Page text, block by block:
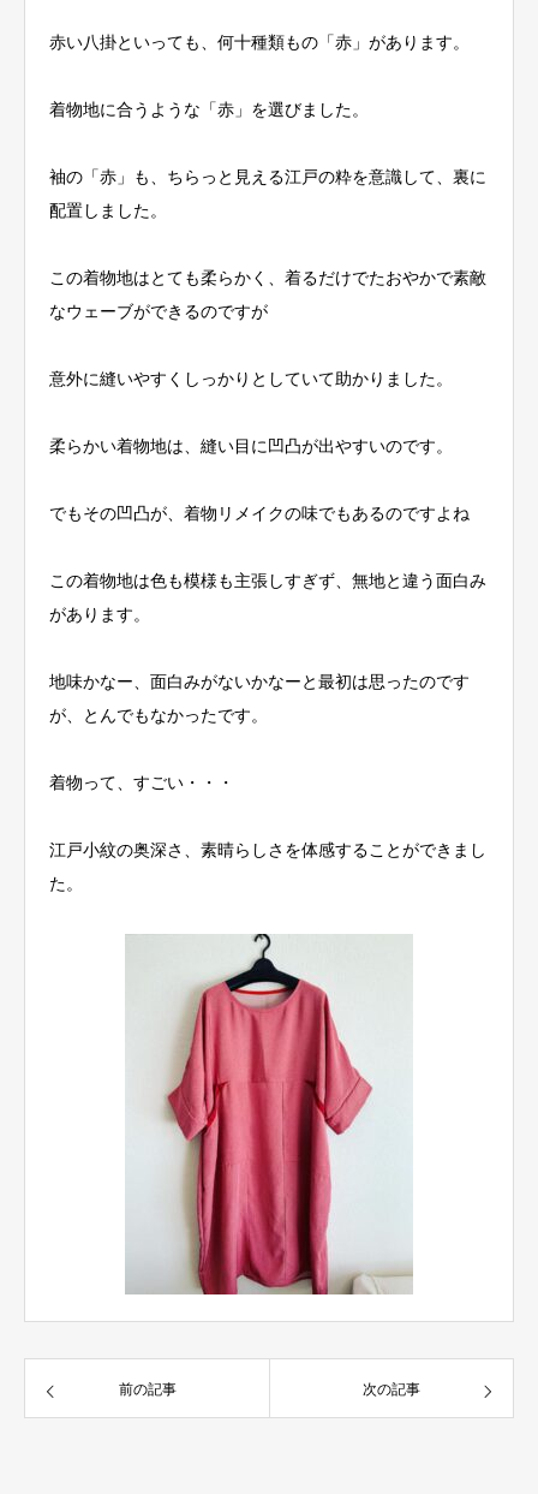
赤い八掛といっても、何十種類もの「赤」があります。
着物地に合うような「赤」を選びました。
袖の「赤」も、ちらっと見える江戸の粋を意識して、裏に
配置しました。
この着物地はとても柔らかく、着るだけでたおやかで素敵
なウェーブができるのですが
意外に縫いやすくしっかりとしていて助かりました。
柔らかい着物地は、縫い目に凹凸が出やすいのです。
でもその凹凸が、着物リメイクの味でもあるのですよね
この着物地は色も模様も主張しすぎず、無地と違う面白み
があります。
地味かなー、面白みがないかなーと最初は思ったのです
が、とんでもなかったです。
着物って、すごい・・・
江戸小紋の奥深さ、素晴らしさを体感することができまし
た。
前の記事 次の記事